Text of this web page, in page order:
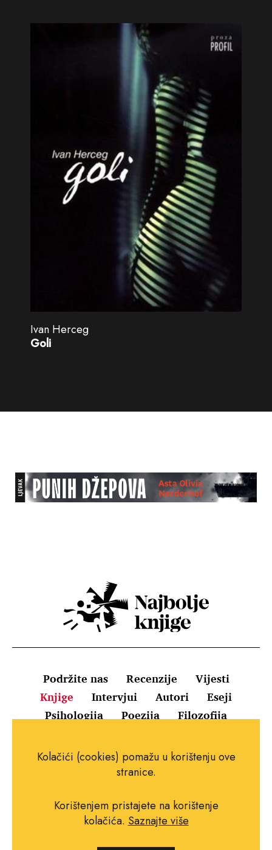
Ivan Herceg
Goli
Podržite nas Recenzije
Vijesti
Knjige
Intervjui Autori
Eseji
Psihologija
Poezija Filozofija
Uvjeti korištenja
Pravila o kolačićima
Impressum
Kolačići (cookies) pomažu u korištenju ove
stranice.
Korištenjem pristajete na korištenje
kolačića. Saznajte više